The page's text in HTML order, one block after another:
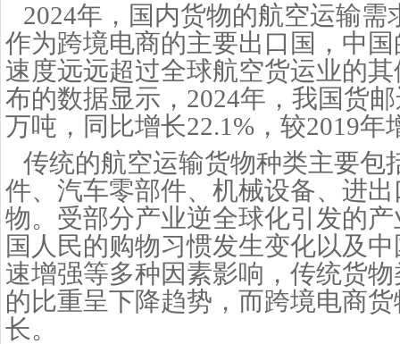
2024年，国内货物的航空运输需
作为跨境电商的主要出口国，中
速度远远超过全球航空货运业的
布的数据显示，2024年，我国货
万吨，同比增长22.1%，较2019年
传统的航空运输货物种类主要包
件、汽车零部件、机械设备、进
物。受部分产业逆全球化引发的
国人民的购物习惯发生变化以及
速增强等多种因素影响，传统货
的比重呈下降趋势，而跨境电商
长。